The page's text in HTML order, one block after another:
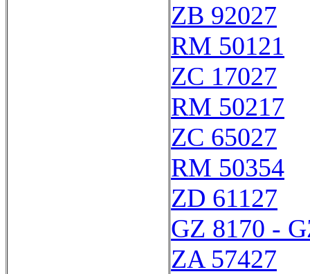
ZB 92027
RM 50121
ZC 17027
RM 50217
ZC 65027
RM 50354
ZD 61127
GZ 8170 -
ZA 57427